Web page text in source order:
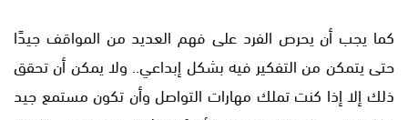
كما يجب أن يحرص الفرد على فهم العديد من المواقف جيدًا
حتى يتمكن من التفكير فيه بشكل إبداعي.. ولا يمكن أن تحقق
ذلك إلا إذا كنت تملك مهارات التواصل وأن تكون مستمع جيد